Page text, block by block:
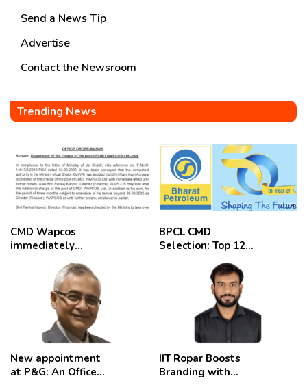
Send a News Tip
Advertise
Contact the Newsroom
Trending News
CMD Wapcos
immediately
employees
celebrate
BPCL CMD
Selection: Top 12
New appointment
at P&G: An Officer
IIT Ropar Boosts
Branding with